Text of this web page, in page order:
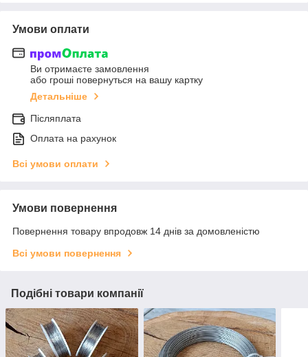
Умови оплати
Ви отримаєте замовлення
або гроші повернуться на вашу картку
Детальніше
Післяплата
Оплата на рахунок
Всі умови оплати
Умови повернення
Повернення товару впродовж 14 днів за домовленістю
Всі умови повернення
Подібні товари компанії